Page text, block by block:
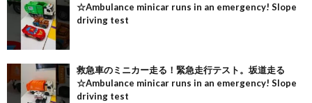
☆Ambulance minicar runs in an emergency! Slope
driving test
救急車のミニカー走る！緊急走行テスト。坂道走る
☆Ambulance minicar runs in an emergency! Slope
driving test